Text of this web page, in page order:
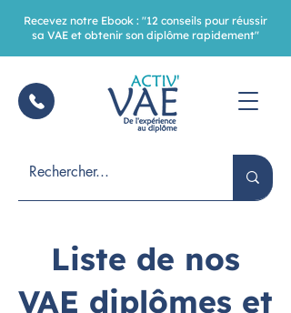
Recevez notre Ebook : "12 conseils pour réussir
sa VAE et obtenir son diplôme rapidement"
Liste de nos
VAE diplômes et